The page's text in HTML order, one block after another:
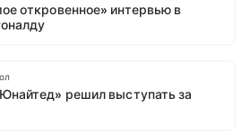
откровенное» интервью в
решил выступать за